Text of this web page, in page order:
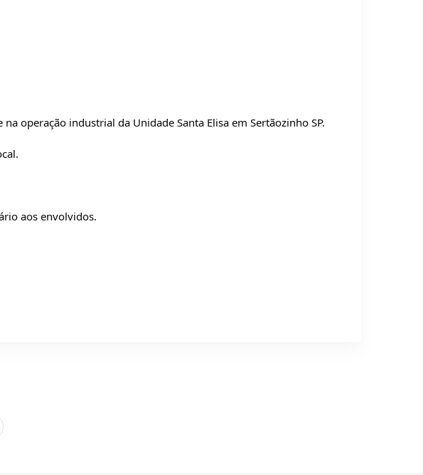
operação industrial da Unidade Santa Elisa em Sertãozinho SP.
aos envolvidos.